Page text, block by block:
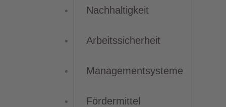
Nachhaltigkeit
Arbeitssicherheit
Managementsysteme
Fördermittel